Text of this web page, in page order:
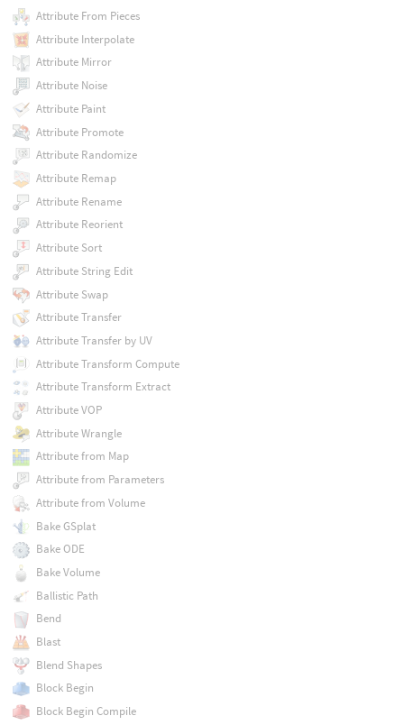
Attribute From Pieces
Attribute Interpolate
Attribute Mirror
Attribute Noise
Attribute Paint
Attribute Promote
Attribute Randomize
Attribute Remap
Attribute Rename
Attribute Reorient
Attribute Sort
Attribute String Edit
Attribute Swap
Attribute Transfer
Attribute Transfer by UV
Attribute Transform Compute
Attribute Transform Extract
Attribute VOP
Attribute Wrangle
Attribute from Map
Attribute from Parameters
Attribute from Volume
Bake GSplat
Bake ODE
Bake Volume
Ballistic Path
Bend
Blast
Blend Shapes
Block Begin
Block Begin Compile